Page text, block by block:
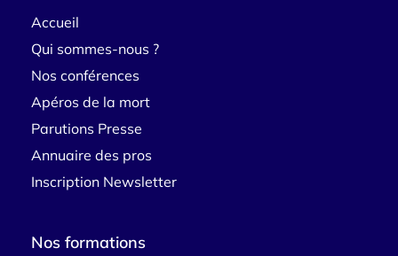
Accueil
Qui sommes-nous ?
Nos conférences
Apéros de la mort
Parutions Presse
Annuaire des pros
Inscription Newsletter
Nos formations